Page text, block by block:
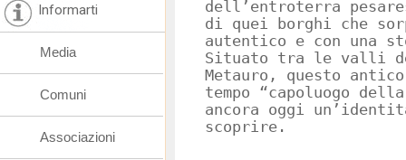
dell’entroterra
di quei borghi che
autentico e con una
Situato tra le valli
Metauro, questo
tempo “capoluogo
ancora oggi
scoprire.
Informarti
Media
Comuni
Associazioni